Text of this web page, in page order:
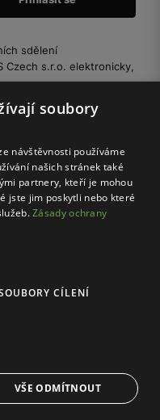
sdělení
Czech s.r.o. elektronicky,
v súvislosti s
informací o zpracování
ochrany osobných
soubory
návštěvnosti používáme
našich stránek také
partnery, kteří je mohou
jste jim poskytli nebo které
Zásady ochrany
CÍLENÍ
VŠE ODMÍTNOUT